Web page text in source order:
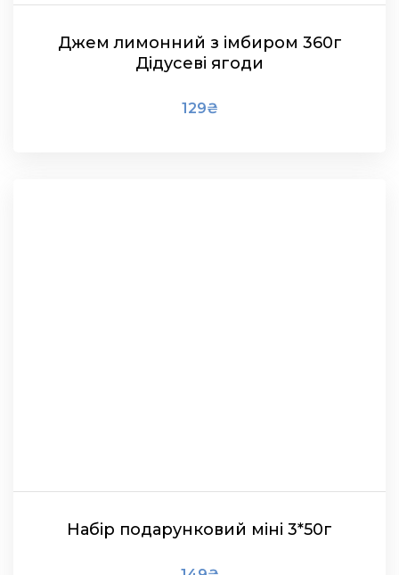
Джем лимонний з імбиром 360г
Дідусеві ягоди
129₴
Набір подарунковий міні 3*50г